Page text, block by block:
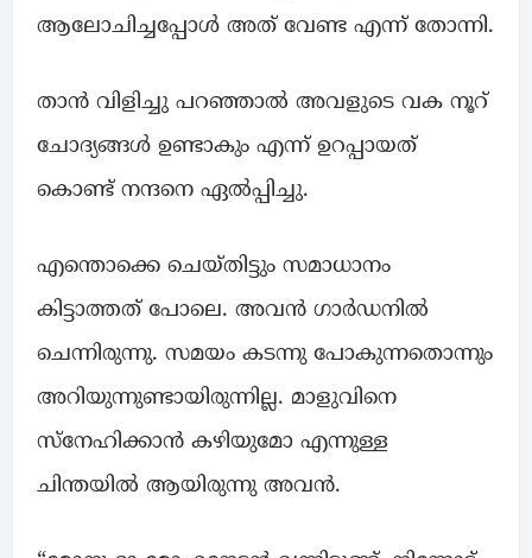
ആലോചിച്ചപ്പോൾ അത് വേണ്ട എന്ന് തോന്നി.
താൻ വിളിച്ചു പറഞ്ഞാൽ അവളുടെ വക നൂറ്
ചോദ്യങ്ങൾ ഉണ്ടാകും എന്ന് ഉറപ്പായത്
കൊണ്ട് നന്ദനെ ഏൽപ്പിച്ചു.
എന്തൊക്കെ ചെയ്തിട്ടും സമാധാനം
കിട്ടാത്തത് പോലെ. അവൻ ഗാർഡനിൽ
ചെന്നിരുന്നു. സമയം കടന്നു പോകുന്നതൊന്നും
അറിയുന്നുണ്ടായിരുന്നില്ല. മാളുവിനെ
സ്നേഹിക്കാൻ കഴിയുമോ എന്നുള്ള
ചിന്തയിൽ ആയിരുന്നു അവൻ.